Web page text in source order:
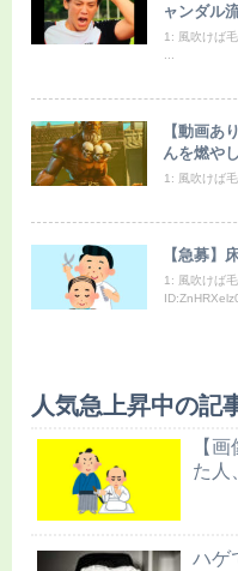
ャンダル
1: 風吹けば
【動画あ
んを燃や
1: 風吹けば
【急募】
1: 風吹けば
人気急上昇中の記
【
た人
ハゲ